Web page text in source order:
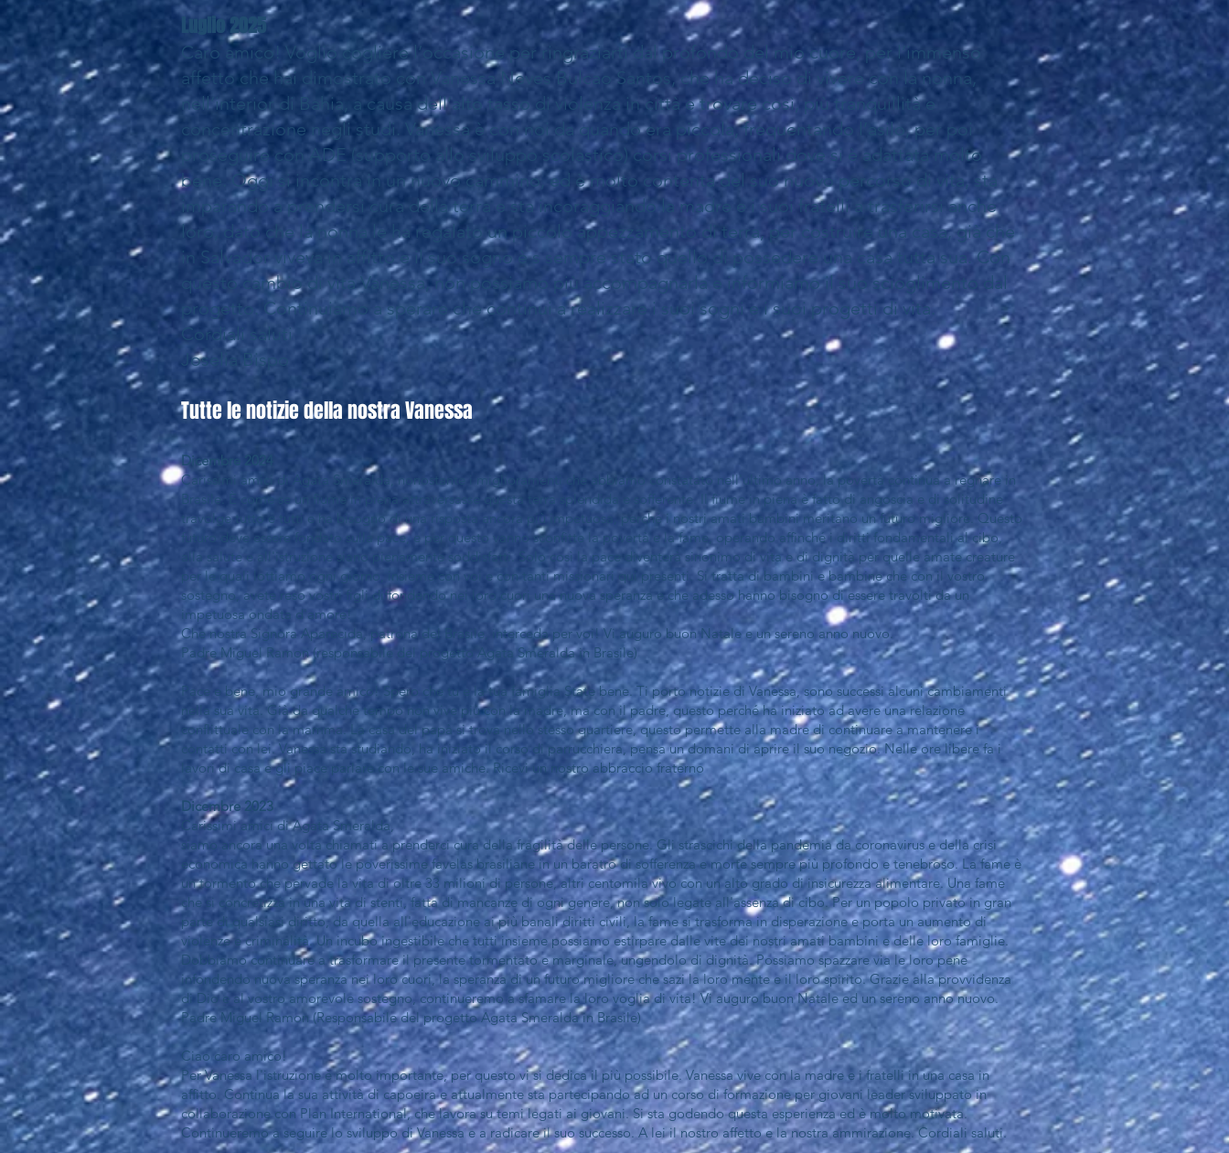
Luglio 2025
Caro amico! Voglio cogliere l’occasione per ringraziarti dal profondo del mio cuore, per l’immenso
affetto che hai dimostrato con Vanessa Neves Bulcao Santos, che ha deciso di vivere con la nonna,
nell’interior di Bahia, a causa dell’alto tasso di violenza in città e trovare così, più tranquillità e
concentrazione negli studi. Vanessa è con noi da quando era piccola, frequentando l’asilo, per poi
proseguire con ADE (supporto allo sviluppo scolastico) corsi professionali dove si è adattata molto
bene. Oggi si incontra in un nuovo cammino, ed è molto contenta del suo nuovo percorso di vita, sta
imparando a prendersi cura della terra e sta incoraggiando la madre e i suoi fratelli a trasferirsi anche
loro, dato che la nonna le ha regalato un piccolo appezzamento di terra, per costruire una casa, già che
in Salvador viveva in affitto e il suo sogno è s sempre stato quello di possedere una casa tutta sua. Con
questo cambio di vita Vanessa, non possiamo più accompagnarla e informiamo il suo scioglimento dal
progetto. Continuiamo a sperare che continui a realizzare i suoi sogni e i suoi progetti di vita.
Cordiali saluti
Joselia Bispo
Tutte le notizie della nostra Vanessa
Dicembre 2024
Carissimi amici di Agata Smeralda, nonostante i miglioramenti che abbiamo constatato nell'ultimo anno, la povertà continua a regnare in
Brasile. È come se un fiume in piena attraversasse questa terra splendida e sofferente. Il fiume in piena è fatto di angoscia e di solitudine
travolge tutto e tutti e ha bisogno di una risposta ancora più impetuosa, perché i nostri amati bambini meritano un futuro migliore. Questo
futuro deve essere fondato sulla pace, e per questo vanno sconfitte la povertà e la fame, operando affinché i diritti fondamentali al cibo,
alla salute e all'istruzione siano pienamente soddisfatti. Solo così la pace diventerà sinonimo di vita e di dignità per quelle amate creature
per le quali lottiamo ogni giorno, insieme con voi e con tanti missionari qui presenti. Si tratta di bambini e bambine che con il vostro
sostegno, avete reso vostri figli diffondendo nei loro cuori una nuova speranza e che adesso hanno bisogno di essere travolti da un
impetuosa ondata d'amore!
Che nostra Signora Aparecida, patrona del Brasile, interceda per voi! Vi auguro buon Natale e un sereno anno nuovo.
Padre Miguel Ramon (responsabile del progetto Agata Smeralda in Brasile)
Pace e bene, mio grande amico! Spero che tu e la tua famiglia State bene. Ti porto notizie di Vanessa, sono successi alcuni cambiamenti
nella sua vita. Già da qualche tempo non vive più con la madre, ma con il padre, questo perché ha iniziato ad avere una relazione
conflittuale con la mamma. La casa del papà si trova nello stesso quartiere, questo permette alla madre di continuare a mantenere i
contatti con lei. Vanessa sta studiando, ha iniziato il corso di parrucchiera, pensa un domani di aprire il suo negozio. Nelle ore libere fa i
lavori di casa e gli piace parlare con le sue amiche. Ricevi un nostro abbraccio fraterno
Dicembre 2023
Carissimi amici di Agata Smeralda,
siamo ancora una volta chiamati a prenderci cura della fragilità delle persone. Gli strascichi della pandemia da coronavirus e della crisi
economica hanno gettato le poverissime favelas brasiliane in un baratro di sofferenza e morte sempre più profondo e tenebroso. La fame è
un tormento che pervade la vita di oltre 33 milioni di persone, altri centomila vivo con un alto grado di insicurezza alimentare. Una fame
che si concretizza in una vita di stenti, fatta di mancanze di ogni genere, non solo legate all'assenza di cibo. Per un popolo privato in gran
parte di qualsiasi diritto, da quella all'educazione ai più banali diritti civili, la fame si trasforma in disperazione e porta un aumento di
violenze e criminalità. Un incubo ingestibile che tutti insieme possiamo estirpare dalle vite dei nostri amati bambini e delle loro famiglie.
Dobbiamo continuare a trasformare il presente tormentato e marginale, ungendolo di dignità. Possiamo spazzare via le loro pene
infondendo nuova speranza nei loro cuori, la speranza di un futuro migliore che sazi la loro mente e il loro spirito. Grazie alla provvidenza
di Dio e al vostro amorevole sostegno, continueremo a sfamare la loro voglia di vita! Vi auguro buon Natale ed un sereno anno nuovo.
Padre Miguel Ramon (Responsabile del progetto Agata Smeralda in Brasile)
Ciao caro amico!
Per Vanessa l'istruzione è molto importante, per questo vi si dedica il più possibile. Vanessa vive con la madre e i fratelli in una casa in
affitto. Continua la sua attività di capoeira e attualmente sta partecipando ad un corso di formazione per giovani leader sviluppato in
collaborazione con Plan International, che lavora su temi legati ai giovani. Si sta godendo questa esperienza ed è molto motivata.
Continueremo a seguire lo sviluppo di Vanessa e a radicare il suo successo. A lei il nostro affetto e la nostra ammirazione. Cordiali saluti.